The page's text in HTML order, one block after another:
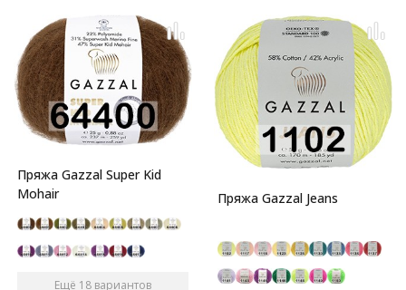
Пряжа Gazzal Super Kid
Mohair
Ещё 18 вариантов
Пряжа Gazzal Jeans